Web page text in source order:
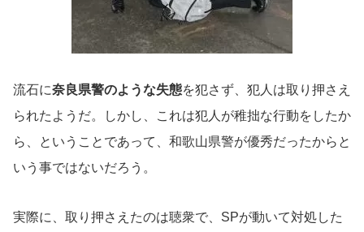
流石に奈良県警のような失態を犯さず、犯人は取り押さえ
られたようだ。しかし、これは犯人が稚拙な行動をしたか
ら、ということであって、和歌山県警が優秀だったからと
いう事ではないだろう。
実際に、取り押さえたのは聴衆で、SPが動いて対処した